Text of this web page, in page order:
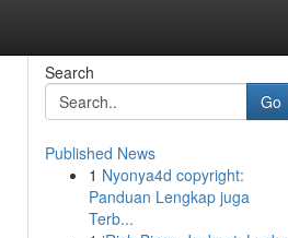
Search
Go
Published News
1 Nyonya4d copyright:
Panduan Lengkap juga
Terb...